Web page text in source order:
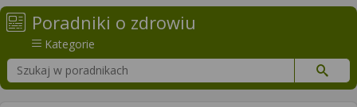
Poradniki o zdrowiu
Kategorie
Szukaj w poradnikach o zdrowiu